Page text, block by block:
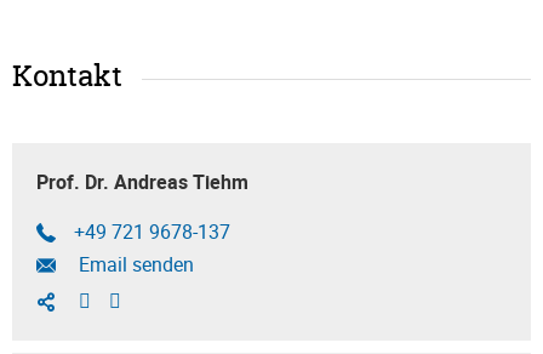
Kontakt
Prof. Dr. Andreas Tiehm
+49 721 9678-137
Email senden